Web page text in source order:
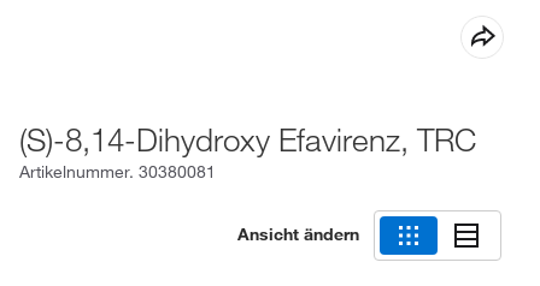
(S)-8,14-Dihydroxy Efavirenz, TRC
Artikelnummer. 30380081
Ansicht ändern